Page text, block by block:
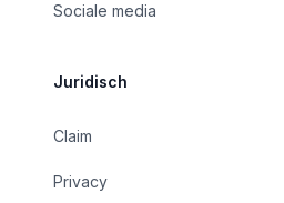
Sociale media
Juridisch
Claim
Privacy